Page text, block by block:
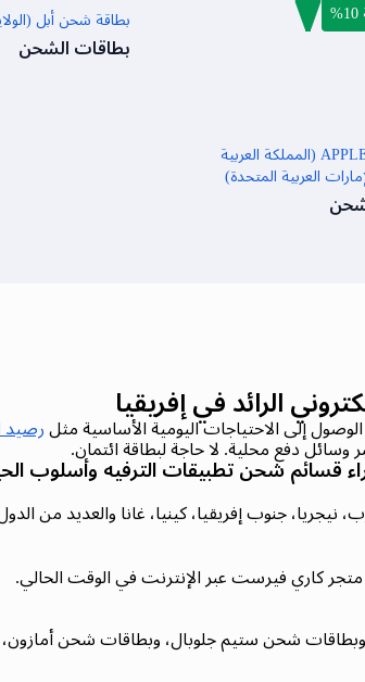
بطاقة شحن أبل
بطاقات الشحن
بطاقة هدايا APPLE (المملكة العربية
العربية المتحدة)
رصيد
وسائل دفع محلية. لا حاجة لبطاقة ائتمان.
قسائم شحن تطبيقات الترفيه وأسلوب
نيجريا، جنوب إفريقيا، كينيا، غانا والعديد من
متجر كاري فيرست عبر الإنترنت في الوقت الحالي.
شحن ستيم جلوبال، وبطاقات شحن أمازون، و